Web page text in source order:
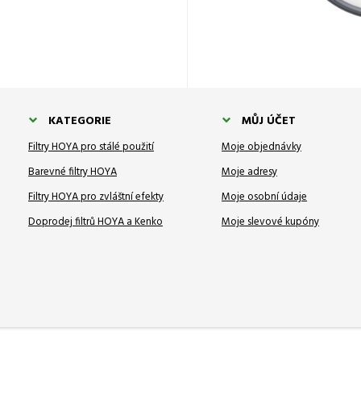
KATEGORIE
Filtry HOYA pro stálé použití
Barevné filtry HOYA
Filtry HOYA pro zvláštní efekty
Doprodej filtrů HOYA a Kenko
MŮJ ÚČET
Moje objednávky
Moje adresy
Moje osobní údaje
Moje slevové kupóny